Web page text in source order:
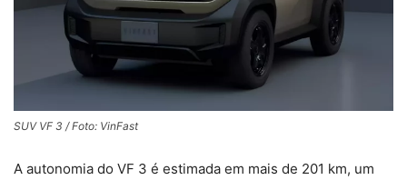
SUV VF 3 / Foto: VinFast
A autonomia do VF 3 é estimada em mais de 201 km, um